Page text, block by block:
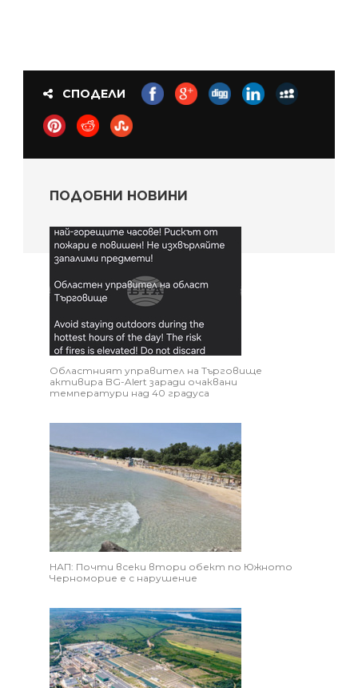
СПОДЕЛИ
ПОДОБНИ НОВИНИ
Областният управител на Търговище
активира BG-Alert заради очаквани
температури над 40 градуса
НАП: Почти всеки втори обект по Южното
Черноморие е с нарушение